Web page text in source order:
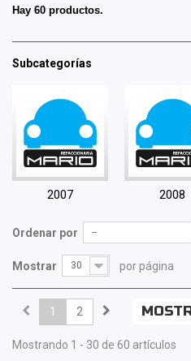
Hay 60 productos.
Subcategorías
2007 2008
Ordenar por --
Mostrar 30 por página
1 2
Mostrando 1 - 30 de 60 artículos